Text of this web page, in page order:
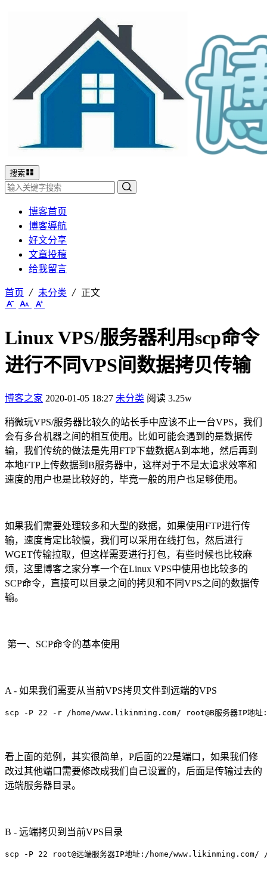
搜索
博客首页
博客導航
好文分享
文章投稿
给我留言
首页 未分类 正文
Linux VPS/服务器利用scp命令
进行不同VPS间数据拷贝传输
博客之家 2020-01-05 18:27 未分类 阅读 3.25w
稍微玩VPS/服务器比较久的站长手中应该不止一台VPS，我们
会有多台机器之间的相互使用。比如可能会遇到的是数据传
输，我们传统的做法是先用FTP下载数据A到本地，然后再到
本地FTP上传数据到B服务器中，这样对于不是太追求效率和
速度的用户也是比较好的，毕竟一般的用户也足够使用。
如果我们需要处理较多和大型的数据，如果使用FTP进行传
输，速度肯定比较慢，我们可以采用在线打包，然后进行
WGET传输拉取，但这样需要进行打包，有些时候也比较麻
烦，这里博客之家分享一个在Linux VPS中使用也比较多的
SCP命令，直接可以目录之间的拷贝和不同VPS之间的数据传
输。
第一、SCP命令的基本使用
A - 如果我们需要从当前VPS拷贝文件到远端的VPS
scp -P 22 -r /home/www.likinming.com/ root@B服务器IP地
看上面的范例，其实很简单，P后面的22是端口，如果我们修
改过其他端口需要修改成我们自己设置的，后面是传输过去的
远端服务器目录。
B - 远端拷贝到当前VPS目录
scp -P 22 root@远端服务器IP地址:/home/www.likinming.com/